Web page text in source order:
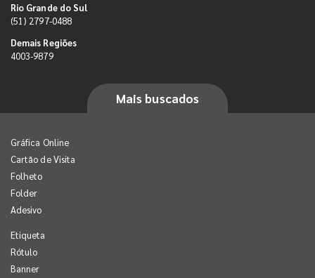
Rio Grande do Sul
(51) 2797-0488
Demais Regiões
4003-9879
Mais buscados
Gráfica Online
Cartão de Visita
Folheto
Folder
Adesivo
Etiqueta
Rótulo
Banner